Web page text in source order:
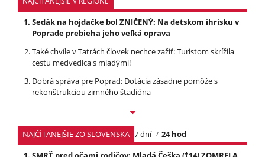
Sedák na hojdačke bol ZNIČENÝ: Na detskom ihrisku v
Poprade prebieha jeho veľká oprava
Také chvíle v Tatrách človek nechce zažiť: Turistom skrížila
cestu medvedica s mladými!
Dobrá správa pre Poprad: Dotácia zásadne pomôže s
rekonštrukciou zimného štadióna
NAJČÍTANEJŠIE ZO SLOVENSKA 7 dní
24 hod